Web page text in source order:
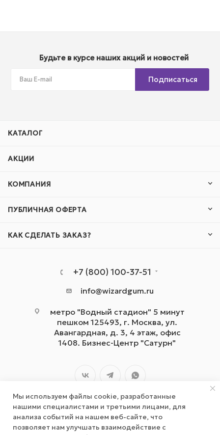
Будьте в курсе наших акций и новостей
Подписаться
КАТАЛОГ
АКЦИИ
КОМПАНИЯ
ПУБЛИЧНАЯ ОФЕРТА
КАК СДЕЛАТЬ ЗАКАЗ?
+7 (800) 100-37-51
info@wizardgum.ru
метро "Водный стадион" 5 минут
пешком 125493, г. Москва, ул.
Авангардная, д. 3, 4 этаж, офис
1408. Бизнес-Центр "Сатурн"
2026 © wizardgum.ru, 2021
Мы используем файлы cookie, разработанные
нашими специалистами и третьими лицами, для
анализа событий на нашем веб-сайте, что
позволяет нам улучшать взаимодействие с